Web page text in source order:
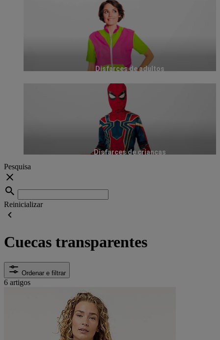
Disfarces de adultos
Disfarces de crianças
Pesquisa
Reinicializar
Cuecas transparentes
Ordenar e filtrar
6 artigos